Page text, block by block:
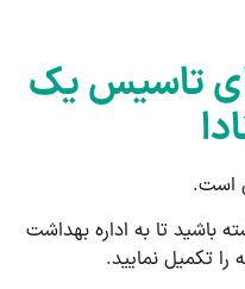
تاسیس یک
باشید تا به اداره بهداشت
را تکمیل نمایید.